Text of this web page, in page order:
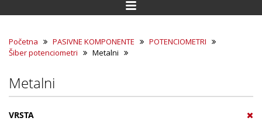
Početna PASIVNE KOMPONENTE
POTENCIOMETRI
Šiber potenciometri
Metalni
Metalni
VRSTA